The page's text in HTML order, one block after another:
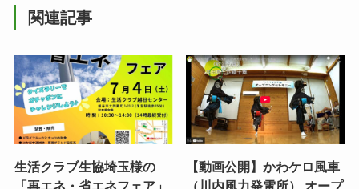
関連記事
生活クラブ生協埼玉様の
「再エネ・省エネフェア」
【動画公開】かわケロ風車
（川内風力発電所） オープ